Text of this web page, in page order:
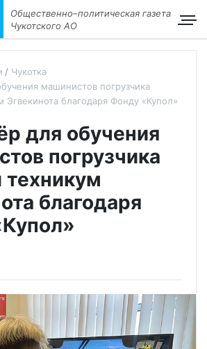
Общественно–политическая газета
Чукотского АО
Чукотка
машинистов погрузчика
Эгвекинота благодаря Фонду «Купол»
для обучения
погрузчика
техникум
благодаря